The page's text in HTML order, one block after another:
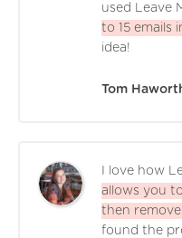
used Leave
to 15 emails
idea!
Tom
I love how
allows you
then
found the